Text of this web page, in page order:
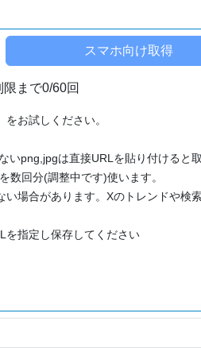
まで0/60回
お試しください。
png,jpgは直接URLを貼り付けると
数回分(調整中です)使います。
場合があります。Xのトレンドや検
を指定し保存してください